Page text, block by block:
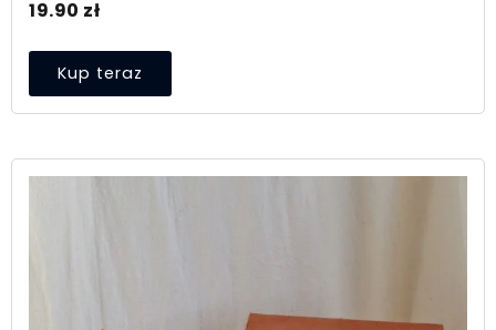
19.90 zł
Kup teraz